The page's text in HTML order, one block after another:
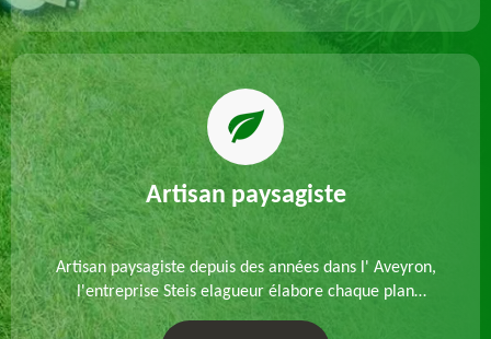
Artisan paysagiste
Artisan paysagiste depuis des années dans l' Aveyron,
l'entreprise Steis elagueur élabore chaque plan
d'aménagement paysager et exécute les travaux